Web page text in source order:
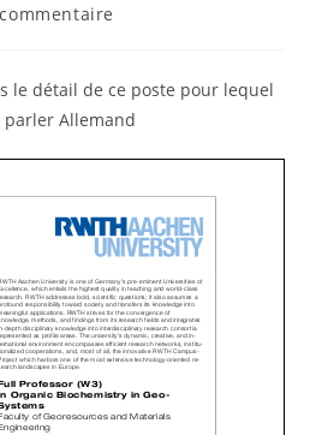
le détail de ce poste pour lequel
parler Allemand